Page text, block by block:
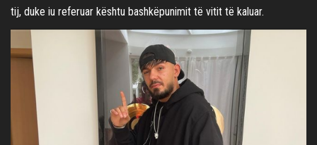
tij, duke iu referuar kështu bashkëpunimit të vitit të kaluar.